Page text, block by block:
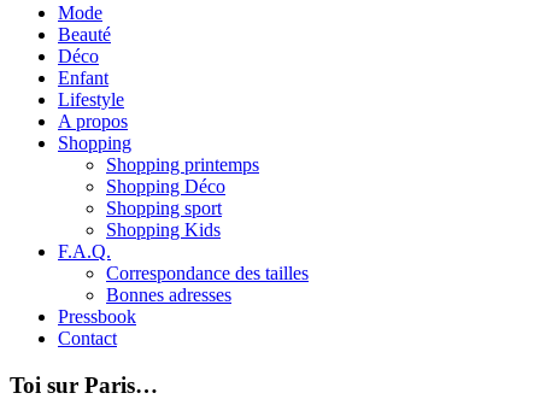
Mode
Beauté
Déco
Enfant
Lifestyle
A propos
Shopping
Shopping printemps
Shopping Déco
Shopping sport
Shopping Kids
F.A.Q.
Correspondance des tailles
Bonnes adresses
Pressbook
Contact
Toi sur Paris…